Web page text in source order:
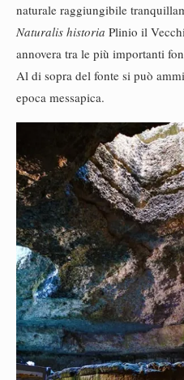
naturale raggiungibile
Naturalis historia Plinio il
annovera tra le più importanti
Al di sopra del fonte si può
epoca messapica.